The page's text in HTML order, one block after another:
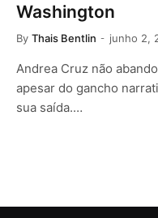
Washington
By Thais Bentlin junho 2,
Andrea Cruz não
apesar do gancho
sua saída.…